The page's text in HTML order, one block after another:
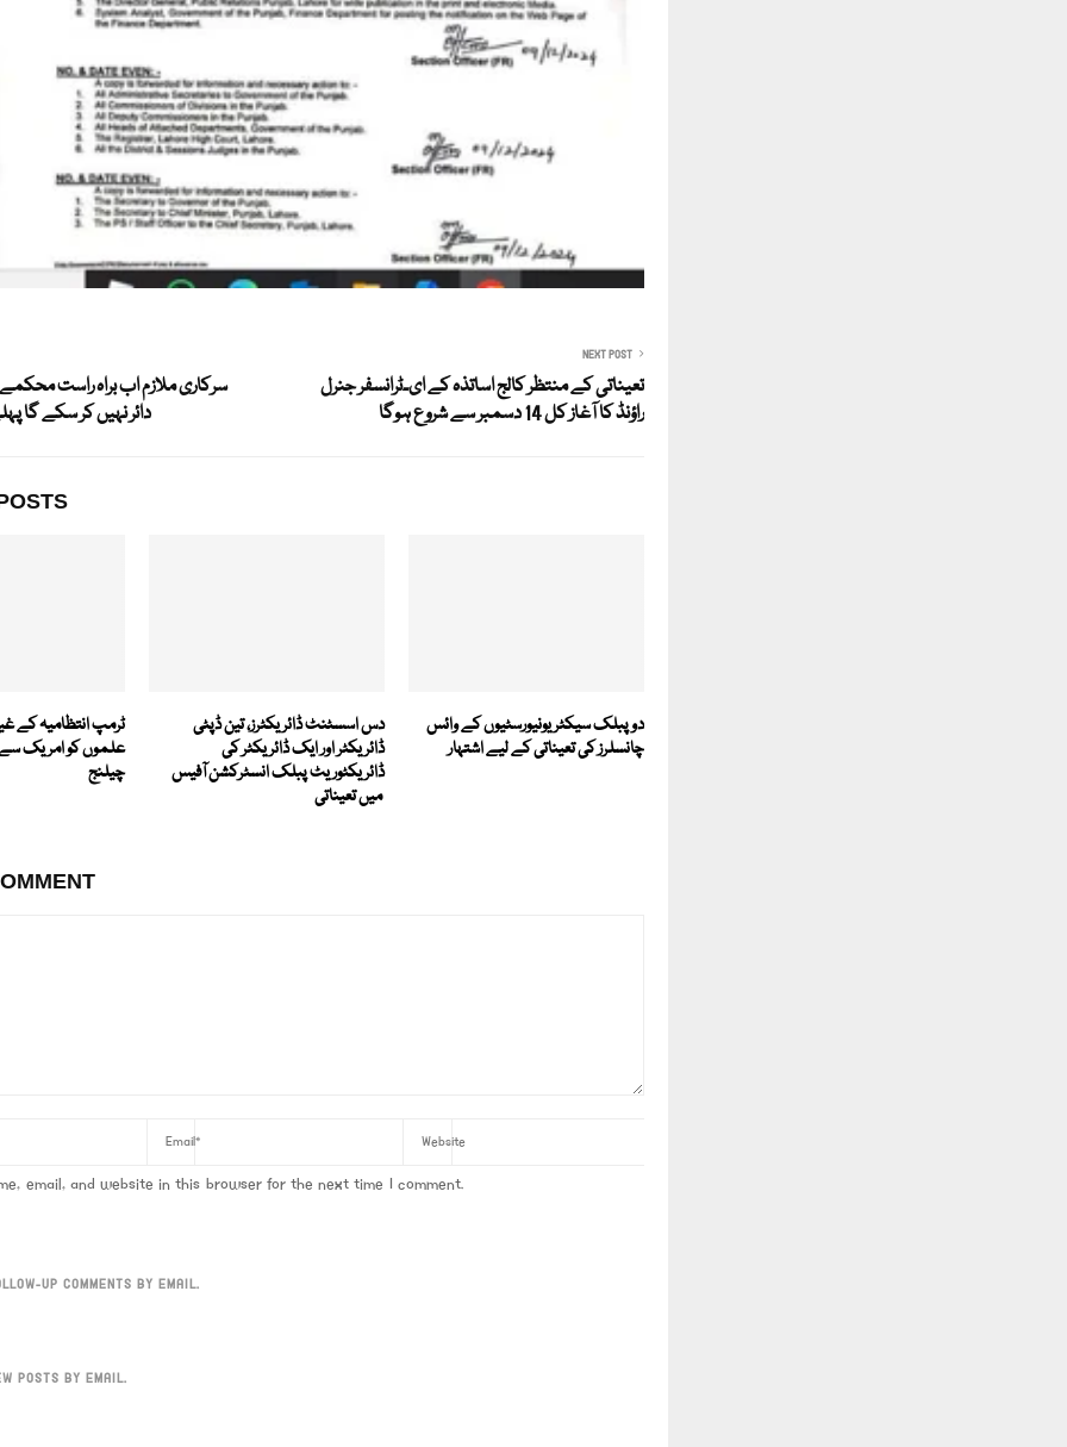
سرکاری ملازم اب براہ راست
دائر نہیں کر سکے گا
NEXT POST
تعیناتی کے منتظر کالج اساتذہ کے ای۔ٹرانسفر جنرل
راؤنڈ کا آغاز کل 14 دسمبر سے شروع ہوگا
ٹرمپ انتظامیہ کے
علموں کو امریک سے
چیلنج
دس اسسٹنٹ ڈائریکٹرز، تین ڈپٹی
ڈائریکٹر اور ایک ڈائریکٹر کی
ڈائریکٹوریٹ پبلک انسٹرکشن آفیس
میں تعیناتی
دو پبلک سیکٹر یونیورسٹیوں کے وائس
چانسلرز کی تعیناتی کے لیے اشتہار
email, and website in this browser for the next time I comment.
UP COMMENTS BY EMAIL.
POSTS BY EMAIL.